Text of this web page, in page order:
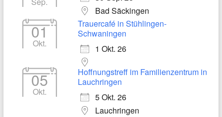
Bad Säckingen
01
Okt.
Trauercafé in Stühlingen-
Schwaningen
1 Okt. 26
05
Okt.
Hoffnungstreff im Familienzentrum in
Lauchringen
5 Okt. 26
Lauchringen